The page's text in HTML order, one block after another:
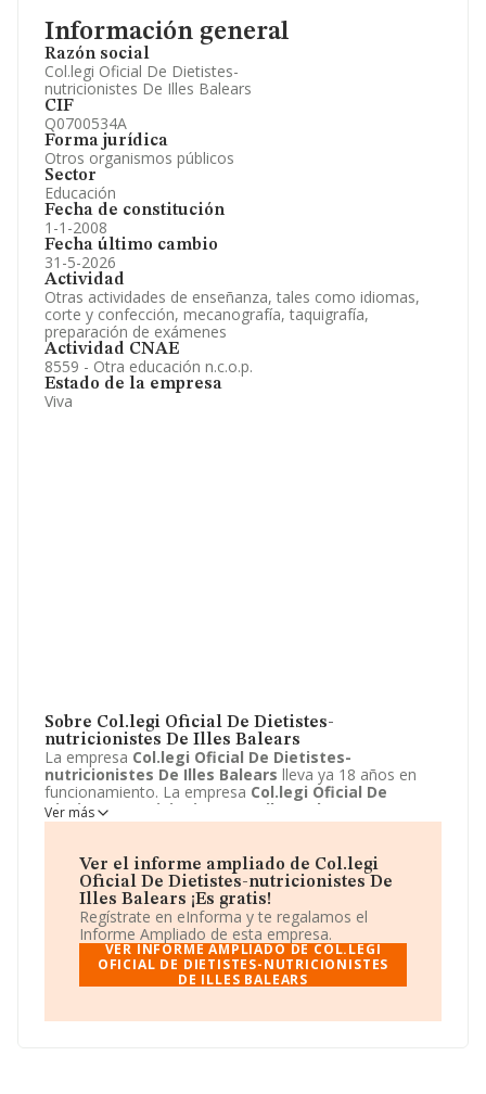
Información general
Razón social
Col.legi Oficial De Dietistes-
nutricionistes De Illes Balears
CIF
Q0700534A
Forma jurídica
Otros organismos públicos
Sector
Educación
Fecha de constitución
1-1-2008
Fecha último cambio
31-5-2026
Actividad
Otras actividades de enseñanza, tales como idiomas,
corte y confección, mecanografía, taquigrafía,
preparación de exámenes
Actividad CNAE
8559 - Otra educación n.c.o.p.
Estado de la empresa
Viva
Sobre Col.legi Oficial De Dietistes-
nutricionistes De Illes Balears
La empresa Col.legi Oficial De Dietistes-
nutricionistes De Illes Balears lleva ya 18 años en
funcionamiento. La empresa Col.legi Oficial De
Dietistes-nutricionistes De Illes Balears
Calle Enric Alzamora, 6 - 3 4, Palma, Baleares. La
educación n.c.o.p.. La empreaCol.legi Oficial De
Dietistes-nutricionistes De Illes Balearsse registra
como Otros organismos públicos. La web de la
empresaCol.legi Oficial De Dietistes-nutricionistes
De Illes Balearseshttp://www.codnib.es
Ver más
Ver el informe ampliado de Col.legi
Oficial De Dietistes-nutricionistes De
Illes Balears ¡Es gratis!
Regístrate en eInforma y te regalamos el
Informe Ampliado de esta empresa.
VER INFORME AMPLIADO DE COL.LEGI
OFICIAL DE DIETISTES-NUTRICIONISTES
DE ILLES BALEARS
Artículos de prensa publicados sobre la empresa.
Información oficial y registral complementaria.